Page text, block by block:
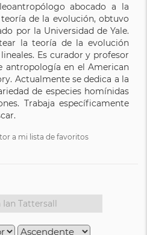
abocado a la
de la evolución, obtuvo
por la Universidad de Yale.
la teoría de la evolución
Es curador y profesor
antropología en el American
Actualmente se dedica a la
de especies homínidas
Trabaja específicamente
a mi lista de favoritos